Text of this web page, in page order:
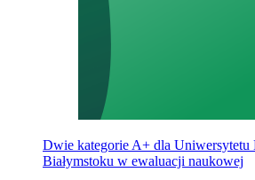
Dwie kategorie A+ dla Uniwersytetu
Białymstoku w ewaluacji naukowej